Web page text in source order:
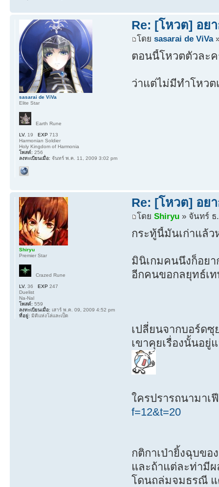
Re: [โหวต] อย
โดยsasarai de ViVa
ตอนนี้โหวตตัวละ
ว่าแต่ไม่มีทำโหวต
sasarai de ViVa
Elite Star
Earth Rune
LV. 19 EXP 713
Harmonian Soldier
Holy Kingdom of Harmonia
โพสต์: 256
ลงทะเบียนเมื่อ: จันทร์ พ.ค. 11, 2009 3:02 pm
Re: [โหวต] อย
โดยShiryu » จันทร์ ธ
กระทู้นี้มันเก่าแล้
มินิเกมคนนึงก็อย
อีกคนขอกลยุทธ์เ
เปลี่ยนจากบอร์ด
เขาคุยเรื่องนั้นอ
ใครปรารถนามา
f=12&t=20
กติกาเป่ายิ้งฉุบขอ
และถ้าแต่ละท่ามี
โดนถล่มจมธรณี แ
Shiryu
Premier Star
Crazed Rune
LV. 36 EXP 247
Duelist
Na-Nal
โพสต์: 559
ลงทะเบียนเมื่อ: เสาร์ พ.ค. 09, 2009 4:52 pm
ที่อยู่: มิติแห่งโล่และเป็ด